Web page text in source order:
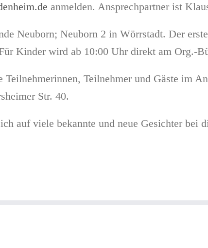
anmelden. Ansprechpartner ist
Neuborn; Neuborn 2 in Wörrstadt. Der
Kinder wird ab 10:00 Uhr direkt am Org.-
Teilnehmer und Gäste im
Str. 40.
auf viele bekannte und neue Gesichter bei